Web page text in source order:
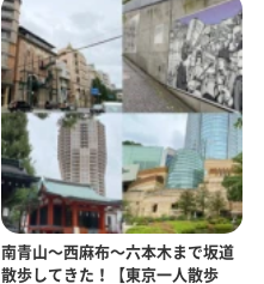
南青山〜西麻布〜六本木まで坂道
散歩してきた！【東京一人散歩